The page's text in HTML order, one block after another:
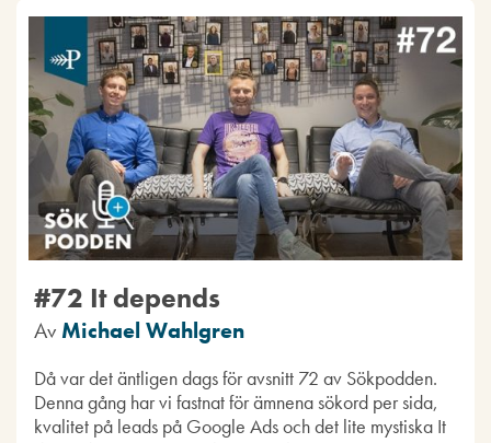
#72 It depends
Av Michael Wahlgren
Då var det äntligen dags för avsnitt 72 av Sökpodden.
Denna gång har vi fastnat för ämnena sökord per sida,
kvalitet på leads på Google Ads och det lite mystiska It